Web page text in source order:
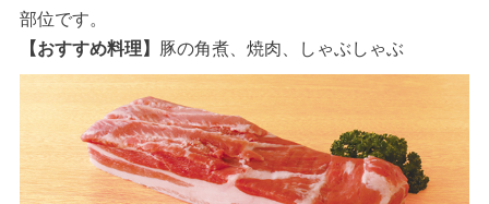
部位です。
【おすすめ料理】
豚の角煮、焼肉、しゃぶしゃぶ